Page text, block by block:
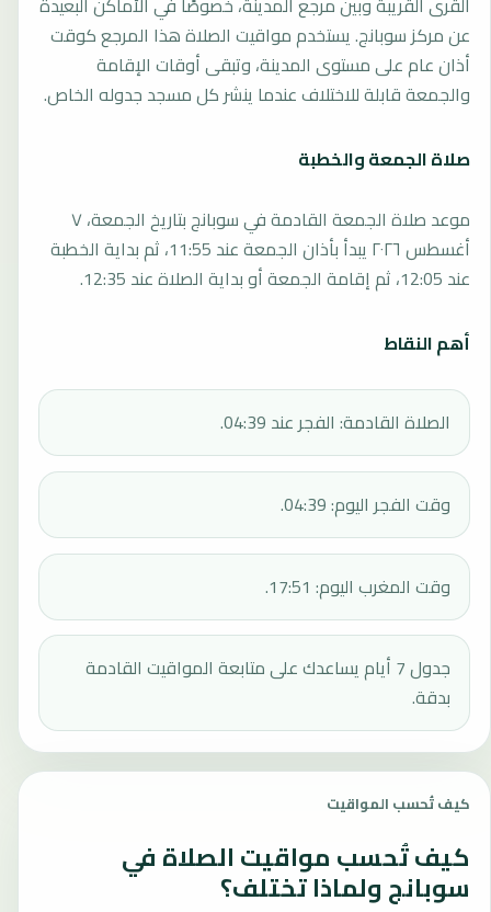
عن مركز سوبانج. يستخدم مواقيت الصلاة هذا المرجع كوقت
أذان عام على مستوى المدينة، وتبقى أوقات الإقامة
والجمعة قابلة للاختلاف عندما ينشر كل مسجد جدوله الخاص.
صلاة الجمعة والخطبة
موعد صلاة الجمعة القادمة في سوبانج بتاريخ الجمعة، ٧
أغسطس ٢٠٢٦ يبدأ بأذان الجمعة عند 11:55، ثم بداية الخطبة
عند 12:05، ثم إقامة الجمعة أو بداية الصلاة عند 12:35.
أهم النقاط
الصلاة القادمة: الفجر عند 04:39.
وقت الفجر اليوم: 04:39.
وقت المغرب اليوم: 17:51.
جدول 7 أيام يساعدك على متابعة المواقيت القادمة
بدقة.
كيف تُحسب المواقيت
كيف تُحسب مواقيت الصلاة في
سوبانج ولماذا تختلف؟